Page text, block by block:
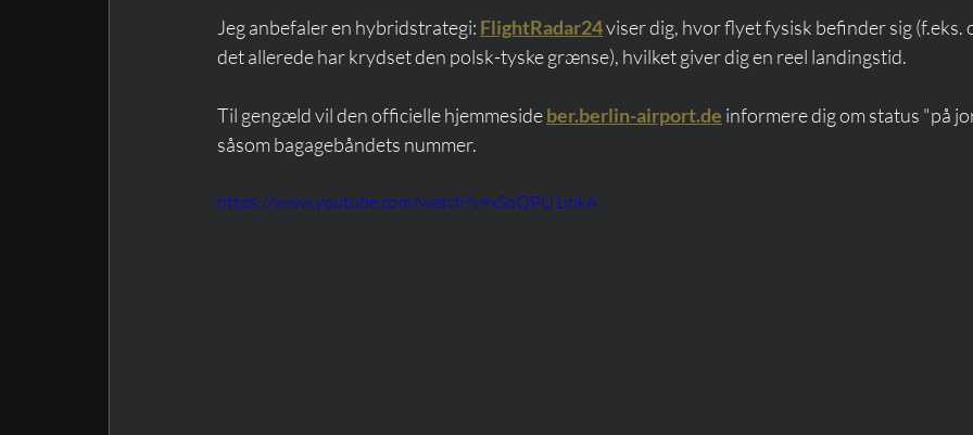
Jeg anbefaler en hybridstrategi: FlightRadar24 viser dig, hvor flyet fysisk befinder sig (f.eks.
det allerede har krydset den polsk-tyske grænse), hvilket giver dig en reel landingstid.
Til gengæld vil den officielle hjemmeside ber.berlin-airport.de informere dig om status "på
såsom bagagebåndets nummer.
https://www.youtube.com/watch?v=xSoQPU1inkA